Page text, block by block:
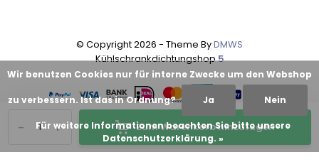
+
- Zum Warenkorb hinzufügen
© Copyright 2026 - Theme ByDMWS
Kühlschrankdichtungshop5
Wir benutzen Cookies nur für interne Zwecke um den Webshop
zu verbessern. Ist das in Ordnung? Ja Nein
Für weitere Informationen beachten Sie bitte unsere
Datenschutzerklärung. »